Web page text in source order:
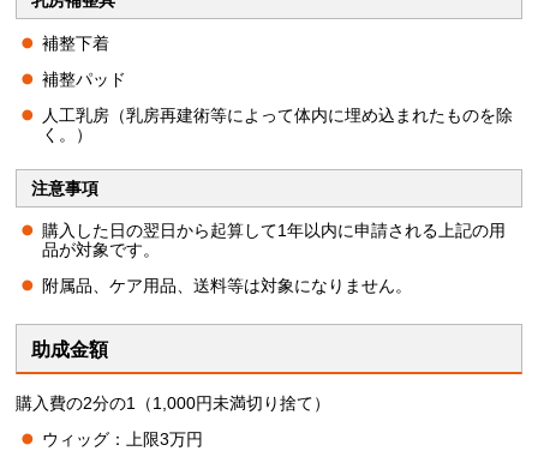
補整下着
補整パッド
人工乳房（乳房再建術等によって体内に埋め込まれたものを除
く。）
注意事項
購入した日の翌日から起算して1年以内に申請される上記の用
品が対象です。
附属品、ケア用品、送料等は対象になりません。
助成金額
購入費の2分の1（1,000円未満切り捨て）
ウィッグ：上限3万円